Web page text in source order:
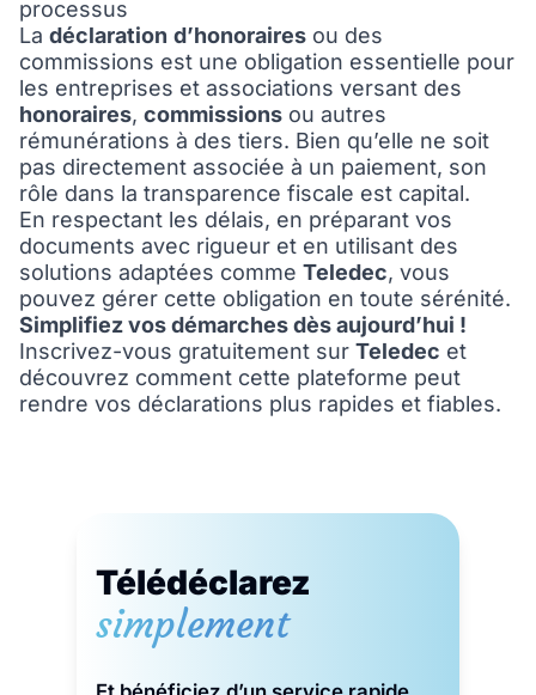
processus
La déclaration d’honoraires ou des
commissions est une obligation essentielle pour
les entreprises et associations versant des
honoraires, commissions ou autres
rémunérations à des tiers. Bien qu’elle ne soit
pas directement associée à un paiement, son
rôle dans la transparence fiscale est capital.
En respectant les délais, en préparant vos
documents avec rigueur et en utilisant des
solutions adaptées comme Teledec, vous
pouvez gérer cette obligation en toute sérénité.
Simplifiez vos démarches dès aujourd’hui !
Inscrivez-vous gratuitement sur Teledec et
découvrez comment cette plateforme peut
rendre vos déclarations plus rapides et fiables.
Télédéclarez
simplement